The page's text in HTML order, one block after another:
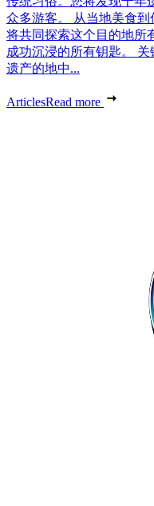
众多游客。 从当地美食
将共同探索这个目的地所
成功沉浸的所有钥匙。
遗产的地中...
ArticlesRead more